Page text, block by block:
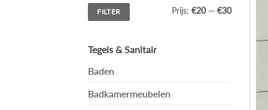
Min.
prijs
Max.
prijsFILTER Prijs: €20— €30
Tegels & Sanitair
Baden
Badkamermeubelen